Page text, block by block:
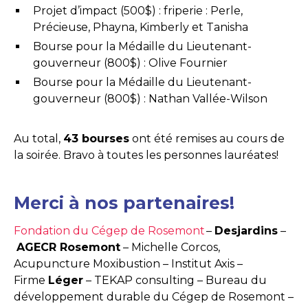
Projet d’impact (500$) : friperie : Perle,
Précieuse, Phayna, Kimberly et Tanisha
Bourse pour la Médaille du Lieutenant-
gouverneur (800$) : Olive Fournier
Bourse pour la Médaille du Lieutenant-
gouverneur (800$) : Nathan Vallée-Wilson
Au total, 43 bourses ont été remises au cours de
la soirée. Bravo à toutes les personnes lauréates!
Merci à nos partenaires!
Fondation du Cégep de Rosemont– Desjardins –
AGECR Rosemont – Michelle Corcos,
Acupuncture Moxibustion – Institut Axis –
Firme Léger – TEKAP consulting – Bureau du
développement durable du Cégep de Rosemont –